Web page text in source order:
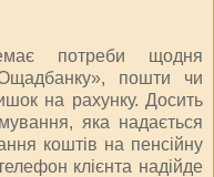
потреби щодня
пошти чи
на рахунку. Досить
яка надається
коштів на пенсійну
клієнта надійде